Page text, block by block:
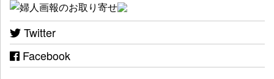
Twitter
Facebook